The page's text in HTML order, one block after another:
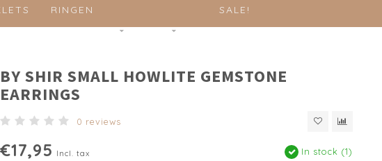
RINGEN SALE!
BY SHIR SMALL HOWLITE GEMSTONE
EARRINGS
0 reviews
€17,95 Incl. tax In stock (1)